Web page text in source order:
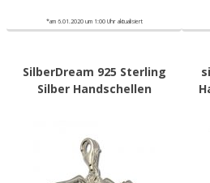
*am 6.01.2020 um 1:00 Uhr aktualisiert
SilberDream 925 Sterling
Silber Handschellen